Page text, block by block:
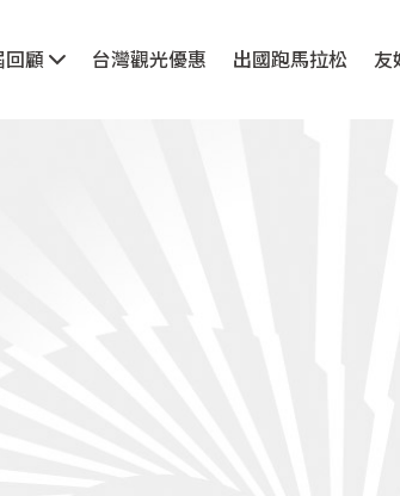
回顧 台灣觀光優惠 出國跑馬拉松 友
跑者齊聚台北跑向世界；官網提供路跑賽事